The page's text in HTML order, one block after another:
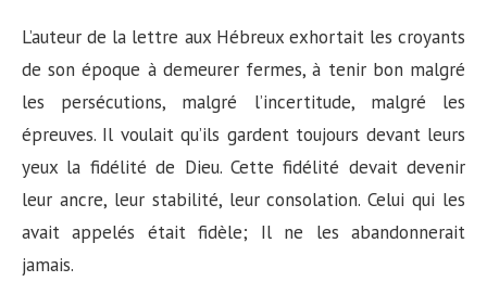
L’auteur de la lettre aux Hébreux exhortait les croyants
de son époque à demeurer fermes, à tenir bon malgré
les persécutions, malgré l’incertitude, malgré les
épreuves. Il voulait qu’ils gardent toujours devant leurs
yeux la fidélité de Dieu. Cette fidélité devait devenir
leur ancre, leur stabilité, leur consolation. Celui qui les
avait appelés était fidèle; Il ne les abandonnerait
jamais.